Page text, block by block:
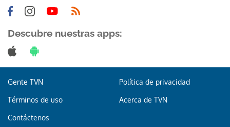
Gracias por suscribirte a nuestro boletín.
ACEPTAR
Descubre nuestras apps:
Gente TVN Política de privacidad
Términos de uso Acerca de TVN
Contáctenos